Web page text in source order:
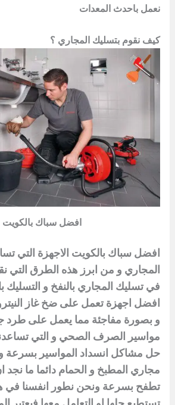
نعمل باحدث المعدات
كيف نقوم بتسليك المجاري ؟
افضل سباك بالكويت
افضل سباك بالكويت الاجهزة التي
المجاري و من ابرز هذه الطرق التي
في تسليك المجاري بالنفخ و التسليك
افضل اجهزة تعمل على ضخ غاز
و بصورة مفاجئة مما يعمل على طرد
مواسير الصرف الصحي و التي
حل مشاكل انسداد المواسير بسرعة
مجاري المطبخ و الحمام دائما ما نجد
تطفح بسرعة ونحن نطور انفسنا في